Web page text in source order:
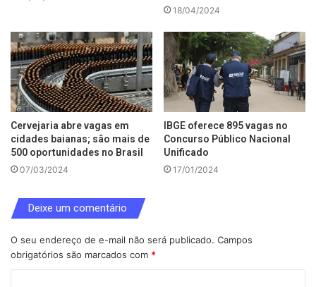
18/04/2024
Cervejaria abre vagas em
cidades baianas; são mais de
500 oportunidades no Brasil
07/03/2024
IBGE oferece 895 vagas no
Concurso Público Nacional
Unificado
17/01/2024
Deixe um comentário
O seu endereço de e-mail não será publicado. Campos
obrigatórios são marcados com *